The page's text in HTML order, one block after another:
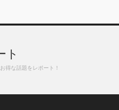
ト
得な話題をレポート！